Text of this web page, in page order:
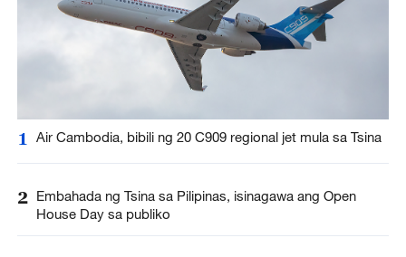
1 Air Cambodia, bibili ng 20 C909 regional jet mula sa Tsina
2 Embahada ng Tsina sa Pilipinas, isinagawa ang Open
House Day sa publiko